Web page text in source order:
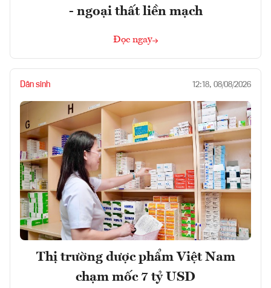
- ngoại thất liền mạch
Đọc ngay
Dân sinh 12:18, 08/08/2026
Thị trường dược phẩm Việt Nam
chạm mốc 7 tỷ USD